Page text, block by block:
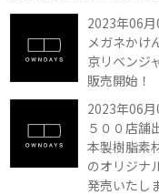
2023年06月
メガネかけ
京リベンジ
販売開始！
2023年06月
５００店舗
本製樹脂素
のオリジナ
発売いたし